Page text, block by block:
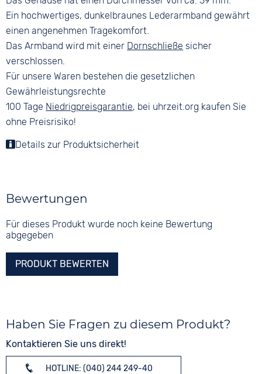
Ein hochwertiges, dunkelbraunes Lederarmband gewährt
einen angenehmen Tragekomfort.
Das Armband wird mit einer Dornschließe sicher
verschlossen.
Für unsere Waren bestehen die gesetzlichen
Gewährleistungsrechte
100 Tage Niedrigpreisgarantie, bei uhrzeit.org kaufen Sie
ohne Preisrisiko!
Details zur Produktsicherheit
Bewertungen
Für dieses Produkt wurde noch keine Bewertung
abgegeben
PRODUKT BEWERTEN
Haben Sie Fragen zu diesem Produkt?
Kontaktieren Sie uns direkt!
HOTLINE: (040) 244 249-40